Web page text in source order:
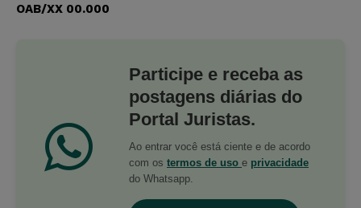
OAB/XX 00.000
Participe e receba as
postagens diárias do
Portal Juristas.
Ao entrar você está ciente e de acordo
com os termos de uso e privacidade
do Whatsapp.